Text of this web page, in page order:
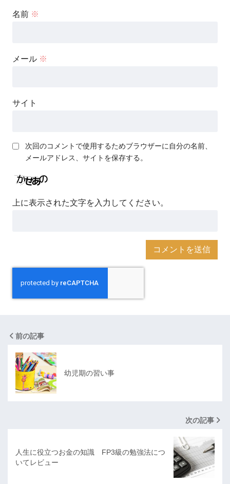
名前 ※
メール ※
サイト
次回のコメントで使用するためブラウザーに自分の名前、
メールアドレス、サイトを保存する。
上に表示された文字を入力してください。
前の記事
幼児期の習い事
次の記事
人生に役立つお金の知識 FP3級の勉強法につ
いてレビュー